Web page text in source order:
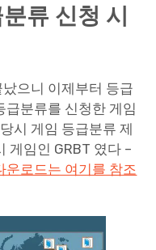
류 신청 시
으니 이제부터 등급
급분류를 신청한 게임
시 게임 등급분류 제
게임인 GRBT 였다 –
운로드는 여기를 참조